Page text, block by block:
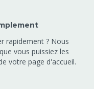
rapidement ? Nous
vous puissiez les
votre page d'accueil.